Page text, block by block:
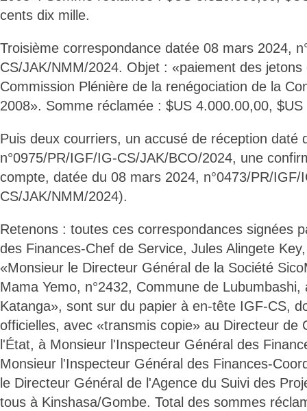
cents dix mille.
Troisième correspondance datée 08 mars 2024,
CS/JAK/NMM/2024. Objet : «paiement des
Commission Plénière de la renégociation de la
2008». Somme réclamée : $US 4.000.00,00,
Puis deux courriers, un accusé de réception daté
n°0975/PR/IGF/IG-CS/JAK/BCO/2024, une
compte, datée du 08 mars 2024, n°0473/PR/IGF/
CS/JAK/NMM/2024).
Retenons : toutes ces correspondances signées
des Finances-Chef de Service, Jules Alingete
«Monsieur le Directeur Général de la Société
Mama Yemo, n°2432, Commune de
Katanga», sont sur du papier à en-tête IGF-CS,
officielles, avec «transmis copie» au Directeur de
l'État, à Monsieur l'Inspecteur Général des
Monsieur l'Inspecteur Général des Finances-
le Directeur Général de l'Agence du Suivi des
tous à Kinshasa/Gombe. Total des sommes